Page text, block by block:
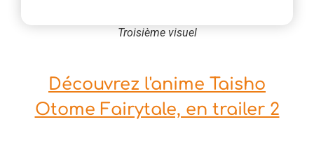
Troisième visuel
Découvrez l'anime Taisho
Otome Fairytale, en trailer 2